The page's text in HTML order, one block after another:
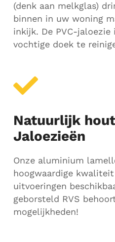
(denk aan melkglas)
binnen in uw woning
inkijk. De PVC-jaloezie
vochtige doek te
Natuurlijk
Jaloezieën
Onze aluminium
hoogwaardige
uitvoeringen
geborsteld RVS
mogelijkheden!